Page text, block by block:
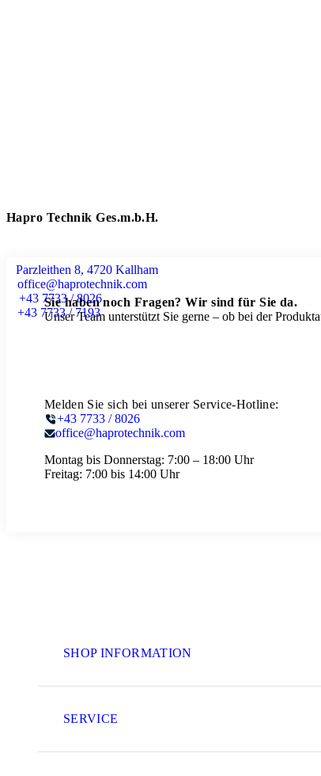
Hapro Technik Ges.m.b.H.
Parzleithen 8, 4720 Kallham
office@haprotechnik.com
+43 7733 / 8026
+43 7733 / 7193
Sie haben noch Fragen? Wir sind für Sie da.
Unser Team unterstützt Sie gerne – ob bei der
Melden Sie sich bei unserer Service-Hotline:
+43 7733 / 8026
office@haprotechnik.com
Montag bis Donnerstag: 7:00 – 18:00 Uhr
Freitag: 7:00 bis 14:00 Uhr
SHOP INFORMATION
SERVICE